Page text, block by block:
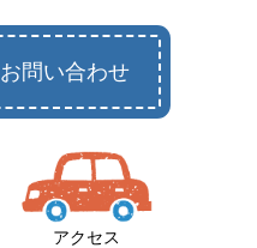
お問い合わせ
アクセス